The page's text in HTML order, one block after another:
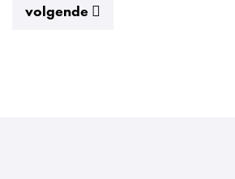
volgenderesultaten